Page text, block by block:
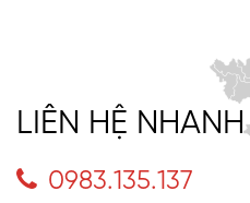
LIÊN HỆ NHANH
0983.135.137